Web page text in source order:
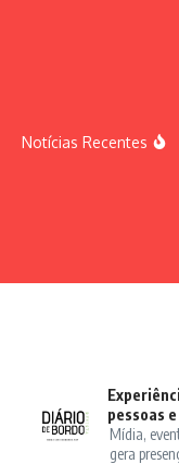
Notícias Recentes
pessoas
Mídia,
gera